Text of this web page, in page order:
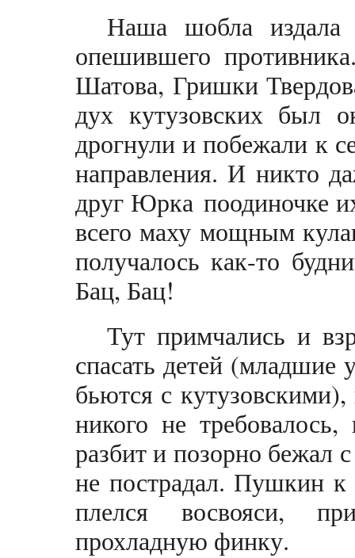
Наша шобла
опешившего
Шатова, Гришки
дух кутузовских был
дрогнули и побежали к
направления. И никто
друг Юрка поодиночке
всего маху мощным
получалось как-то
Бац, Бац!
Тут примчались и
спасать детей (младшие
бьются с
никого не
разбит и позорно бежал
не пострадал. Пушкин к
плелся восвояси,
прохладную финку.